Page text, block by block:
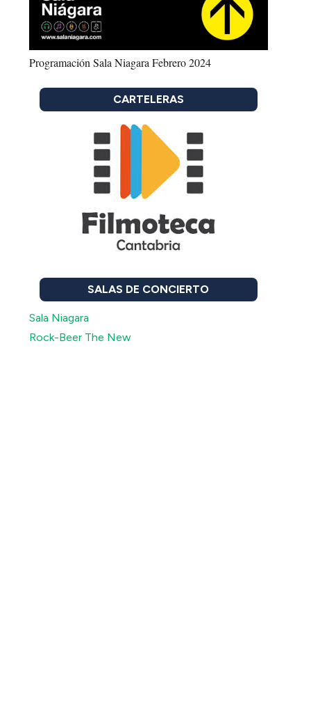
Programación Sala Niagara Febrero 2024
CARTELERAS
SALAS DE CONCIERTO
Sala Niagara
Rock-Beer The New